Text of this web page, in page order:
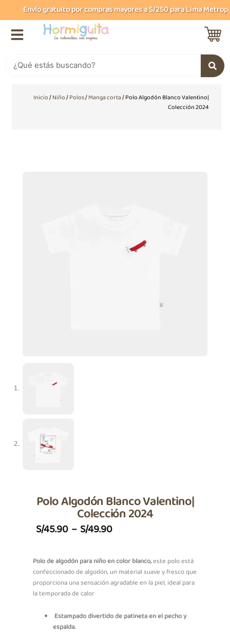
al
contenido
Envío gratuito por compras mayores a S/250 para Lima
Inicio/Niño/Polos/Manga corta/ Polo Algodón Blanco Valentino|
Colección 2024
Polo Algodón Blanco Valentino|
Colección 2024
S/45.90 – S/49.90Price
S/45.90
Through
Polo de algodón para niño en color blanco,este polo está
confeccionado de algodón, un material suave y fresco que
proporciona una sensación agradable en la piel, ideal para
la temporada de calor
Estampado divertido de patineta en el pecho y
espalda.